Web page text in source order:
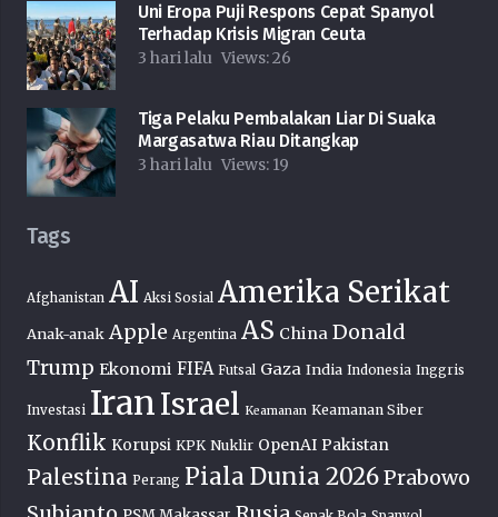
Uni Eropa Puji Respons Cepat Spanyol
Terhadap Krisis Migran Ceuta
3 hari lalu Views:26
Tiga Pelaku Pembalakan Liar Di Suaka
Margasatwa Riau Ditangkap
3 hari lalu Views: 19
Tags
Afghanistan AI Aksi Sosial Amerika Serikat
Anak-anak Apple Argentina AS China Donald
Trump Ekonomi FIFA Futsal Gaza India Indonesia Inggris
Investasi IranIsrael Keamanan Keamanan Siber
Konflik Korupsi KPK Nuklir OpenAI Pakistan
Palestina Perang Piala Dunia 2026Prabowo